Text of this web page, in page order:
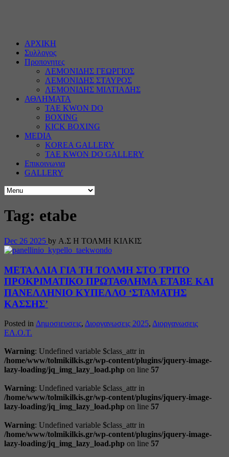
ΑΡΧΙΚΗ
Συλλογος
Προπονητες
ΛΕΜΟΝΙΔΗΣ ΓΕΩΡΓΙΟΣ
ΛΕΜΟΝΙΔΗΣ ΣΤΑΥΡΟΣ
ΛΕΜΟΝΙΔΗΣ ΜΙΛΤΙΑΔΗΣ
ΑΘΛΗΜΑΤΑ
TAE KWON DO
BOXING
KICK BOXING
MEDIA
KOREA GALLERY
TAE KWON DO GALLERY
Επικοινωνια
GALLERY
Tag: etabe
Dec 26 2025 by Α.Σ Η ΤΟΛΜΗ ΚΙΛΚΙΣ
ΜΕΤΑΛΛΙΑ ΓΙΑ ΤΗ ΤΟΛΜΗ ΣΤΟ ΤΡΙΤΟ
ΠΡΟΚΡΙΜΑΤΙΚΟ ΠΡΩΤΑΘΛΗΜΑ ΕΤΑΒΕ ΚΑΙ
ΠΑΝΕΛΛΗΝΙΟ ΚΥΠΕΛΛΟ ‘ΣΤΑΜΑΤΗΣ
ΚΑΣΣΗΣ’
Posted in Δημοσιευσεις, Διοργανωσεις 2025, Διοργανωσεις
ΕΛ.Ο.Τ.
Warning: Undefined variable $class_attr in
/home/www/tolmikilkis.gr/wp-content/plugins/jquery-image-
lazy-loading/jq_img_lazy_load.php on line 57
Warning: Undefined variable $class_attr in
/home/www/tolmikilkis.gr/wp-content/plugins/jquery-image-
lazy-loading/jq_img_lazy_load.php on line 57
Warning: Undefined variable $class_attr in
/home/www/tolmikilkis.gr/wp-content/plugins/jquery-image-
lazy-loading/jq_img_lazy_load.php on line 57